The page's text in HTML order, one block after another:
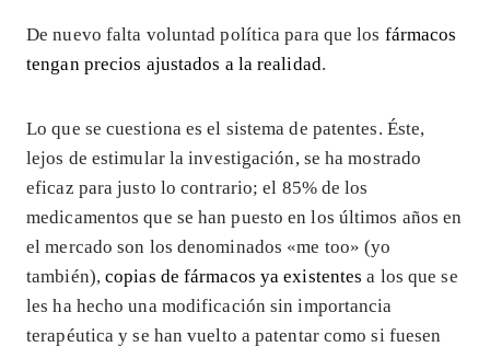
De nuevo falta voluntad política para que los fármacos
tengan precios ajustados a la realidad.
Lo que se cuestiona es el sistema de patentes. Éste,
lejos de estimular la investigación, se ha mostrado
eficaz para justo lo contrario; el 85% de los
medicamentos que se han puesto en los últimos años en
el mercado son los denominados «me too» (yo
también),copias de fármacos ya existentes a los que se
les ha hecho una modificación sin importancia
terapéutica y se han vuelto a patentar como si fuesen